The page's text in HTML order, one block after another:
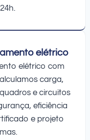
elétrico
elétrico com
carga,
e circuitos
eficiência
e projeto